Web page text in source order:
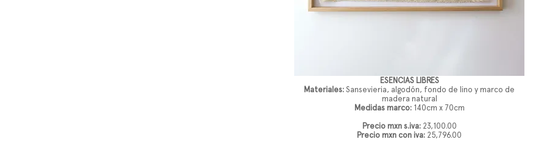
ESENCIAS LIBRES
Materiales: Sansevieria, algodón, fondo de lino y marco de
madera natural
Medidas marco: 140cm x 70cm
Precio mxn s.iva: 23,100.00
Precio mxn con iva: 25,796.00